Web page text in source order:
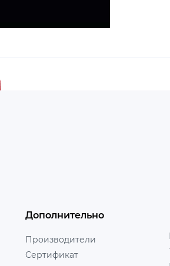
Дополнительно
Производители
Сертификат